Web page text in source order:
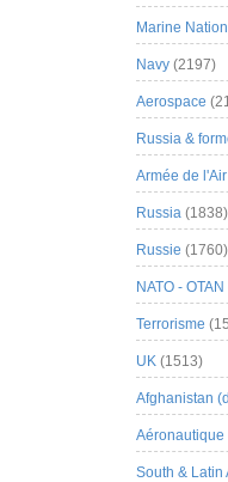
Marine
Navy (2197)
Aerospace
Russia &
Armée de l'Air
Russia (1838)
Russie (1760)
NATO - OTAN
Terrorisme
UK (1513)
Afghanistan
Aéronautique
South & Latin